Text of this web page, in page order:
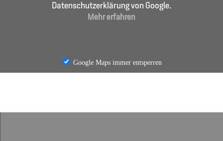
Datenschutzerklärung von Google.
Mehr erfahren
Google Maps immer entsperren